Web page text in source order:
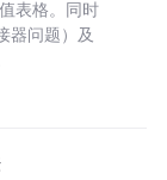
表格。同时
器问题）及